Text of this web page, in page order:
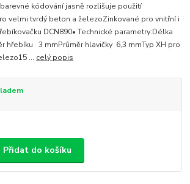
kódování jasně rozlišuje použití
velmi tvrdý beton a železoZinkované pro vnitřní i
DCN890• Technické parametry:Délka
hřebíku 3 mmPrůměr hlavičky 6,3 mmTyp XH pro
... celý popis
Přidat do košíku